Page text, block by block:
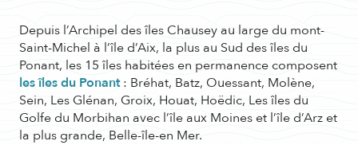
Depuis l’Archipel des îles Chausey au large du mont-
Saint-Michel à l’île d’Aix, la plus au Sud des îles du
Ponant, les 15 îles habitées en permanence composent
les îles du Ponant: Bréhat, Batz, Ouessant, Molène,
Sein, Les Glénan, Groix, Houat, Hoëdic, Les îles du
Golfe du Morbihan avec l’île aux Moines et l’île d’Arz et
la plus grande, Belle-île-en Mer.